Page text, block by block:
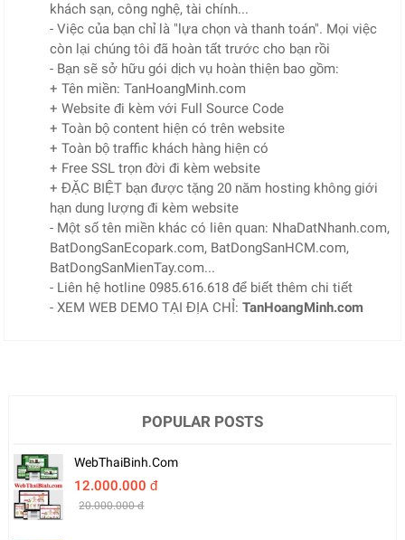
khách sạn, công nghệ, tài chính...
- Việc của bạn chỉ là "lựa chọn và thanh toán". Mọi việc
còn lại chúng tôi đã hoàn tất trước cho bạn rồi
- Bạn sẽ sở hữu gói dịch vụ hoàn thiện bao gồm:
+ Tên miền: TanHoangMinh.com
+ Website đi kèm với Full Source Code
+ Toàn bộ content hiện có trên website
+ Toàn bộ traffic khách hàng hiện có
+ Free SSL trọn đời đi kèm website
+ ĐẶC BIỆT bạn được tặng 20 năm hosting không giới
hạn dung lượng đi kèm website
- Một số tên miền khác có liên quan: NhaDatNhanh.com,
BatDongSanEcopark.com, BatDongSanHCM.com,
BatDongSanMienTay.com...
- Liên hệ hotline 0985.616.618 để biết thêm chi tiết
- XEM WEB DEMO TẠI ĐỊA CHỈ: TanHoangMinh.com
POPULAR POSTS
WebThaiBinh.com
12.000.000 đ
20.000.000 đ